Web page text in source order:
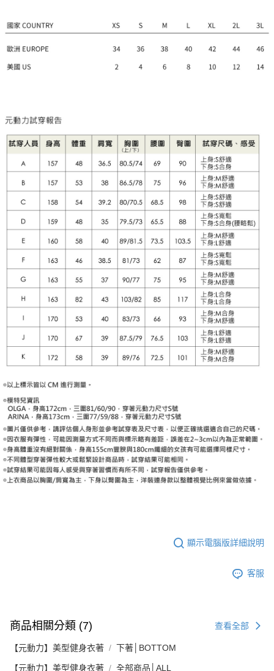
顯示電腦版詳細說明
客服
商品相關分類 (7) 查看全部
【元動力】美型健身衣著 下著│BOTTOM
【元動力】美型健身衣著 全部商品│ALL